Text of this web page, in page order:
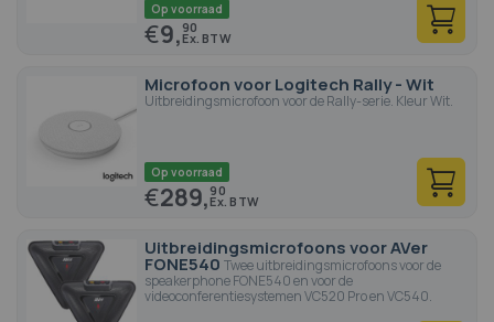
Op voorraad
€9,90
Microfoon voor Logitech Rally - Wit
Uitbreidingsmicrofoon voor de Rally-serie. Kleur Wit.
Op voorraad
€289,90
Uitbreidingsmicrofoons voor AVer
FONE540 Twee uitbreidingsmicrofoons voor de
speakerphone FONE540 en voor de
videoconferentiesystemen VC520 Pro en VC540.